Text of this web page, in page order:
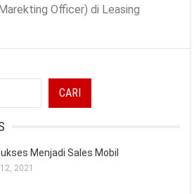
Officer) di Leasing
CARI
Menjadi Sales Mobil
2021